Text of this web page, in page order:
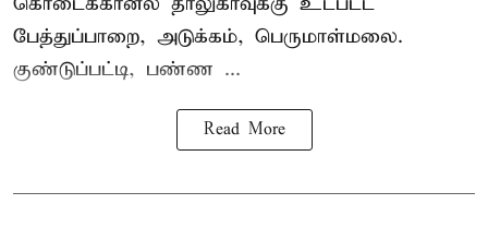
பேத்துப்பாறை, அடுக்கம், பெருமாள்மலை.
குண்டுப்பட்டி, பண்ண ...
Read More